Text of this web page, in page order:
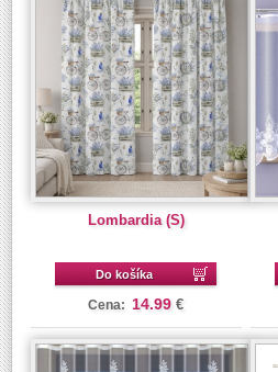
Lombardia (S)
Do košíka
Cena: 14.99 €